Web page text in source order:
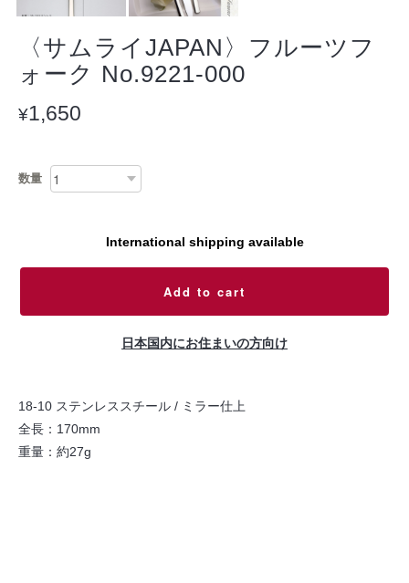
〈サムライJAPAN〉フルーツフ
ォーク No.9221-000
¥1,650
数量
International shipping available
Add to cart
日本国内にお住まいの方向け
18-10 ステンレススチール / ミラー仕上
全長：170mm
重量：約27g